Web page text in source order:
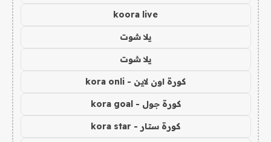
koora live
يلا شوت
يلا شوت
كورة اون لاين - kora onli
كورة جول - kora goal
كورة ستار - kora star